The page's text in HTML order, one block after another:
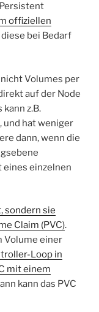
offiziellen
bei Bedarf
Volumes per
auf der Node
kann z.B.
und hat weniger
dann, wenn die
einzelnen
sondern sie
Claim (PVC).
Volume einer
Loop in
mit einem
kann das PVC